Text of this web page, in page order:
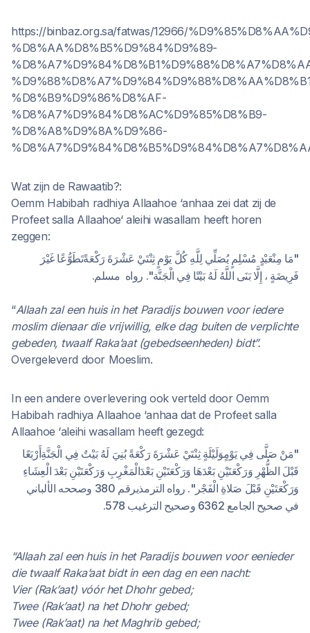
https://binbaz.org.sa/fatwas/12966/
%D8%AA%D8%B5%D9%84%D9%89-
%D8%B9%D9%86%D8%AF-
%D8%A7%D9%84%D8%AC%D9%85%D8%B9-
%D8%A8%D9%8A%D9%86-
Wat zijn de Rawaatib?:
Oemm Habibah radhiya Allaahoe ‘anhaa zei dat zij de
Profeet salla Allaahoe‘ aleihi wasallam heeft horen
zeggen:
"مَا مِنْعَبْدٍ مُسْلِمٍ يُصَلِّي لِلَّهِ كُلَّ يَوْمٍ ثِنْتَيْ عَشْرَةَ رَكْعَةًتَطَوُّعًا غَيْرَ
فَرِيضَةٍ ، إِلَّا بَنَى اللَّهُ لَهُ بَيْتًا فِي الْجَنَّة". رواه مسلم.
“Allaah zal een huis in het Paradijs bouwen voor iedere
moslim dienaar die vrijwillig, elke dag buiten de verplichte
gebeden, twaalf Raka’aat (gebedseenheden) bidt”.
Overgeleverd door Moeslim.
In een andere overlevering ook verteld door Oemm
Habibah radhiya Allaahoe ‘anhaa dat de Profeet salla
Allaahoe ‘aleihi wasallam heeft gezegd:
"مَنْ صَلَّى فِي يَوْمٍوَلَيْلَةٍ ثِنْتَيْ عَشْرَةَ رَكْعَةً بُنِيَ لَهُ بَيْتٌ فِي الْجَنَّةِأَرْبَعًا
قَبْلَ الظُّهْرِ وَرَكْعَتَيْنِ بَعْدَهَا وَرَكْعَتَيْنِ بَعْدَالْمَغْرِبِ وَرَكْعَتَيْنِ بَعْدَ الْعِشَاءِ
وَرَكْعَتَيْنِ قَبْلَ صَلاةِ الْفَجْر". رواه الترمذيرقم 380 وصححه الألباني
في صحيح الجامع 6362 وصحيح الترغيب 578.
“Allaah zal een huis in het Paradijs bouwen voor eenieder
die twaalf Raka’aat bidt in een dag en een nacht:
Vier (Rak’aat) vóór het Dhohr gebed;
Twee (Rak’aat) na het Dhohr gebed;
Twee (Rak’aat) na het Maghrib gebed;